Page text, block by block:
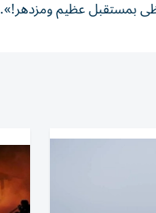
بمستقبل عظيم ومزدهر!».